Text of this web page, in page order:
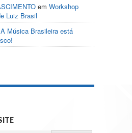
em Workshop
Luiz Brasil
A Música Brasileira está